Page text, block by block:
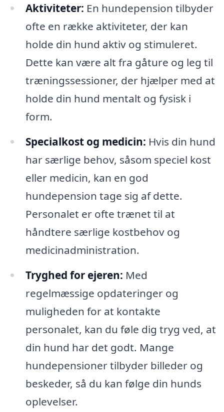
Aktiviteter: En hundepension tilbyder
ofte en række aktiviteter, der kan
holde din hund aktiv og stimuleret.
Dette kan være alt fra gåture og leg til
træningssessioner, der hjælper med at
holde din hund mentalt og fysisk i
form.
Specialkost og medicin: Hvis din hund
har særlige behov, såsom speciel kost
eller medicin, kan en god
hundepension tage sig af dette.
Personalet er ofte trænet til at
håndtere særlige kostbehov og
medicinadministration.
Tryghed for ejeren: Med
regelmæssige opdateringer og
muligheden for at kontakte
personalet, kan du føle dig tryg ved, at
din hund har det godt. Mange
hundepensioner tilbyder billeder og
beskeder, så du kan følge din hunds
oplevelser.